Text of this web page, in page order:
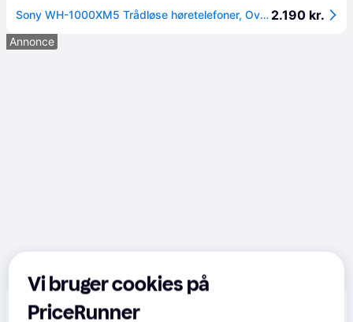
Sony WH-1000XM5 Trådløse høretelefoner, Over-Ear (blå) 2.190 kr.
Annonce
Fri fragt ,1 dag
Vi bruger cookies på
PriceRunner